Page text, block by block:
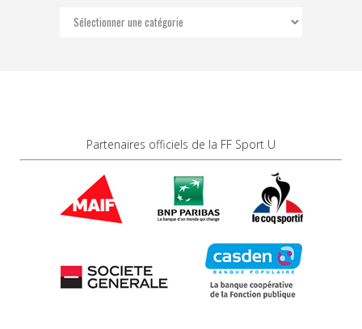
Catégories
Partenaires officiels de la FF Sport U